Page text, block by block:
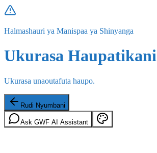
Halmashauri ya Manispaa ya Shinyanga
Ukurasa Haupatikani
Ukurasa unaoutafuta haupo.
Rudi Nyumbani
Ask GWF AI Assistant